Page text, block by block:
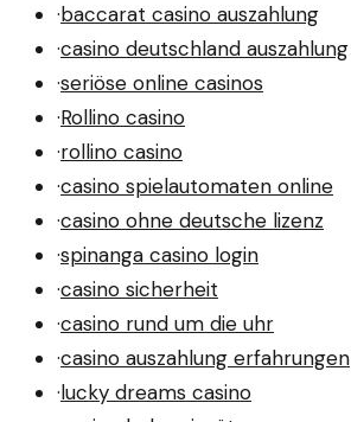
·baccarat casino auszahlung
·casino deutschland auszahlung
·seriöse online casinos
·Rollino casino
·rollino casino
·casino spielautomaten online
·casino ohne deutsche lizenz
·spinanga casino login
·casino sicherheit
·casino rund um die uhr
·casino auszahlung erfahrungen
·lucky dreams casino